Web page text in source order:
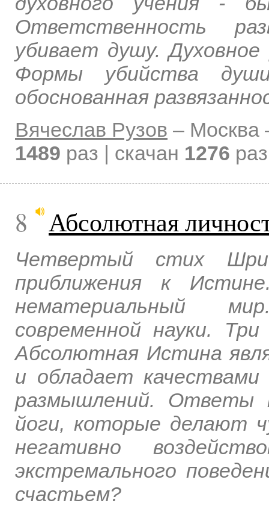
Ответственность
убивает душу.
Формы убийства
обоснованная
Вячеслав Рузов – Москва
1489 раз | скачан 1276
8 Абсолютная
Четвертый стих
приближения к
нематериальный
современной науки.
Абсолютная Истина
и обладает
размышлений. Ответы
йоги, которые делают
негативно
экстремального
счастьем?